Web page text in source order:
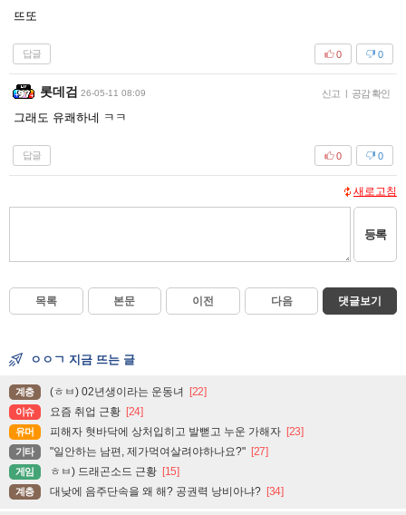
뜨또
답글 0
0
롯데검 26-05-11 08:09 신고 | 공감 확인
그래도 유쾌하네 ㅋㅋ
답글 0
0
새로고침
등록
목록 본문 이전 다음 댓글보기
ㅇㅇㄱ 지금 뜨는 글
계층 (ㅎㅂ) 02년생이라는 운동녀 [22]
이슈 요즘 취업 근황 [24]
유머 피해자 혓바닥에 상처입히고 발뻗고 누운 가해자 [23]
기타 "일안하는 남편, 제가먹여살려야하나요?" [27]
게임 ㅎㅂ) 드래곤소드 근황 [15]
계층 대낮에 음주단속을 왜 해? 공권력 낭비아냐? [34]